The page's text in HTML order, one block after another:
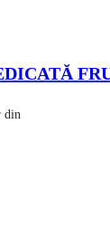
din